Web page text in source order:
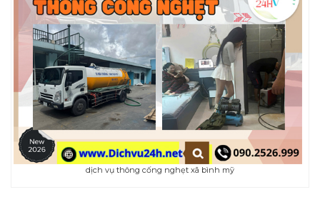
dịch vụ thông cống nghẹt xã bình mỹ